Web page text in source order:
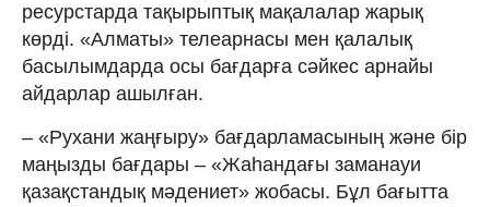
ресурстарда тақырыптық мақалалар жарық
көрді. «Алматы» телеарнасы мен қалалық
басылымдарда осы бағдарға сәйкес арнайы
айдарлар ашылған.
– «Рухани жаңғыру» бағдарламасының және бір
маңызды бағдары – «Жаһандағы заманауи
қазақстандық мәдениет» жобасы. Бұл бағытта